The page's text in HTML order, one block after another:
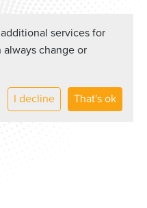
services for
always change or
I decline That's ok